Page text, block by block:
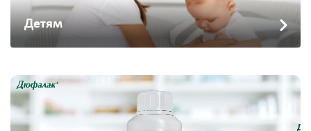
Детям